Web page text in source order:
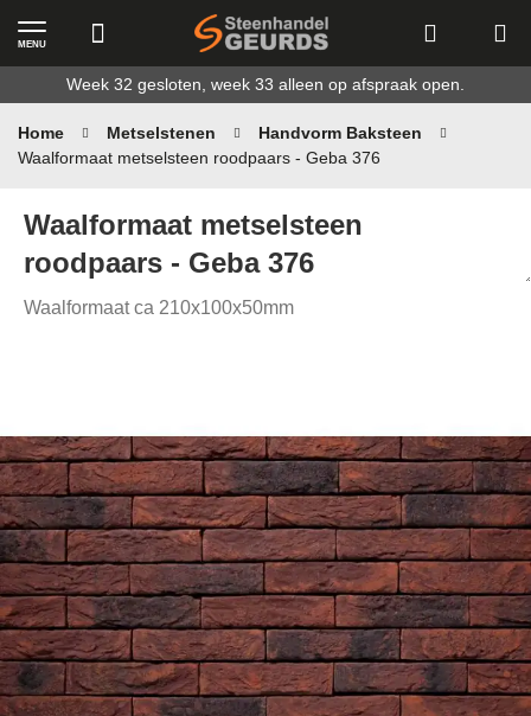
naar
de
inhoud
Week 32 gesloten, week 33 alleen op afspraak open.
MENU
Home Metselstenen
Handvorm Baksteen
Waalformaat metselsteen roodpaars - Geba 376
Waalformaat metselsteen
roodpaars - Geba 376
Waalformaat ca 210x100x50mm
van
de
afbeeldingen-
gallerij